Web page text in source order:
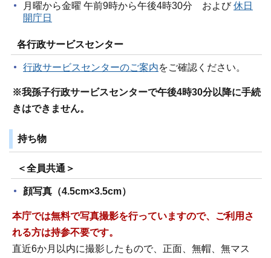
月曜から金曜 午前9時から午後4時30分 および休日
開庁日
各行政サービスセンター
行政サービスセンターのご案内をご確認ください。
※我孫子行政サービスセンターで午後4時30分以降に手続
きはできません。
持ち物
＜全員共通＞
顔写真（4.5cm×3.5cm）
本庁では無料で写真撮影を行っていますので、ご利用さ
れる方は持参不要です。
直近6か月以内に撮影したもので、正面、無帽、無マス